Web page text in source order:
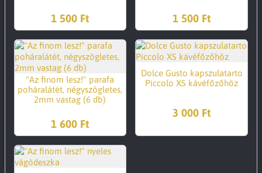
1 500 Ft 1 500 Ft
"Az finom lesz!" parafa
poháralátét, négyszögletes,
2mm vastag (6 db)
1 600 Ft
Dolce Gusto kapszulatarto
Piccolo XS kávéfőzőhöz
3 000 Ft